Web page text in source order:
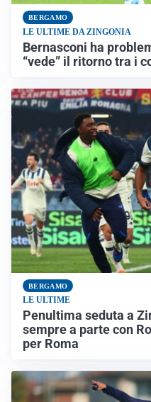
BERGAMO
LE ULTIME DA ZINGONIA
Bernasconi ha
“vede” il ritorno tra i
BERGAMO
LE ULTIME
Penultima seduta a
sempre a parte con
per Roma